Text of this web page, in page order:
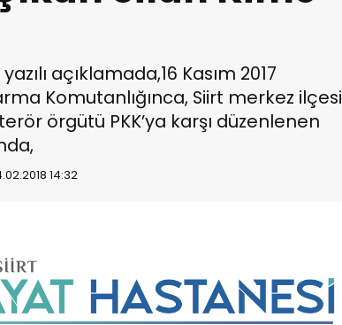
açıklamada,16 Kasım 2017
Komutanlığınca, Siirt merkez ilçesi
örgütü PKK’ya karşı düzenlenen
14:32